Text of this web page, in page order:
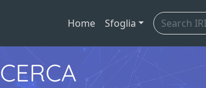
Home Sfoglia